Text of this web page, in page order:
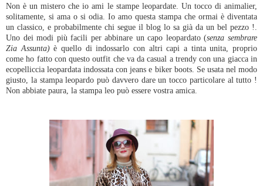
Non è un mistero che io ami le stampe leopardate. Un tocco di animalier,
solitamente, si ama o si odia. Io amo questa stampa che ormai è diventata
un classico, e probabilmente chi segue il blog lo sa già da un bel pezzo !.
Uno dei modi più facili per abbinare un capo leopardato (senza sembrare
Zia Assunta)è quello di indossarlo con altri capi a tinta unita, proprio
come ho fatto con questo outfit che va da casual a trendy con una giacca in
ecopelliccia leopardata indossata con jeans e biker boots. Se usata nel modo
giusto, la stampa leopardo può davvero dare un tocco particolare al tutto !
Non abbiate paura, la stampa leo può essere vostra amica.